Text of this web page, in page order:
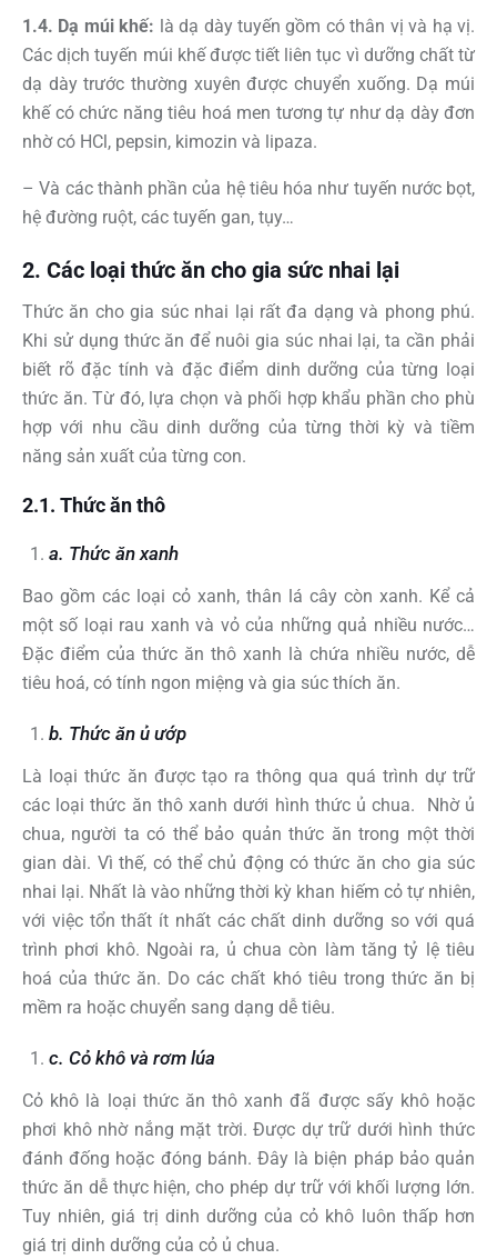
1.4. Dạ múi khế: là dạ dày tuyến gồm có thân vị và hạ vị.
Các dịch tuyến múi khế được tiết liên tục vì dưỡng chất từ
dạ dày trước thường xuyên được chuyển xuống. Dạ múi
khế có chức năng tiêu hoá men tương tự như dạ dày đơn
nhờ có HCl, pepsin, kimozin và lipaza.
– Và các thành phần của hệ tiêu hóa như tuyến nước bọt,
hệ đường ruột, các tuyến gan, tụy…
2. Các loại thức ăn cho gia sức nhai lại
Thức ăn cho gia súc nhai lại rất đa dạng và phong phú.
Khi sử dụng thức ăn để nuôi gia súc nhai lại, ta cần phải
biết rõ đặc tính và đặc điểm dinh dưỡng của từng loại
thức ăn. Từ đó, lựa chọn và phối hợp khẩu phần cho phù
hợp với nhu cầu dinh dưỡng của từng thời kỳ và tiềm
năng sản xuất của từng con.
2.1. Thức ăn thô
a. Thức ăn xanh
Bao gồm các loại cỏ xanh, thân lá cây còn xanh. Kể cả
một số loại rau xanh và vỏ của những quả nhiều nước…
Đặc điểm của thức ăn thô xanh là chứa nhiều nước, dễ
tiêu hoá, có tính ngon miệng và gia súc thích ăn.
b. Thức ăn ủ ướp
Là loại thức ăn được tạo ra thông qua quá trình dự trữ
các loại thức ăn thô xanh dưới hình thức ủ chua. Nhờ ủ
chua, người ta có thể bảo quản thức ăn trong một thời
gian dài. Vì thế, có thể chủ động có thức ăn cho gia súc
nhai lại. Nhất là vào những thời kỳ khan hiếm cỏ tự nhiên,
với việc tổn thất ít nhất các chất dinh dưỡng so với quá
trình phơi khô. Ngoài ra, ủ chua còn làm tăng tỷ lệ tiêu
hoá của thức ăn. Do các chất khó tiêu trong thức ăn bị
mềm ra hoặc chuyển sang dạng dễ tiêu.
c. Cỏ khô và rơm lúa
Cỏ khô là loại thức ăn thô xanh đã được sấy khô hoặc
phơi khô nhờ nắng mặt trời. Được dự trữ dưới hình thức
đánh đống hoặc đóng bánh. Đây là biện pháp bảo quản
thức ăn dễ thực hiện, cho phép dự trữ với khối lượng lớn.
Tuy nhiên, giá trị dinh dưỡng của cỏ khô luôn thấp hơn
giá trị dinh dưỡng của cỏ ủ chua.